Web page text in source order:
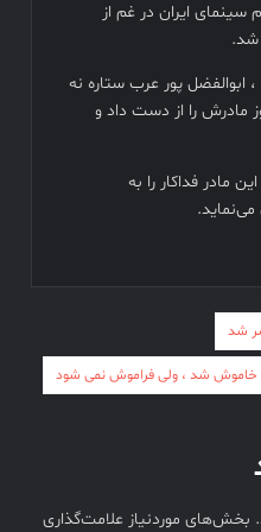
به توفیق دست پیدا نکردند
فیلم کیمیایی متوقف شد
سینمای ایران در غم از
شد.
ابوالفضل پور عرب ستاره نه
مادرش را از دست داد و
مادر فداکار را به
شد
خاموش شد ، ولی فراموش نمی شود
بخش‌های موردنیاز علامت‌گذاری